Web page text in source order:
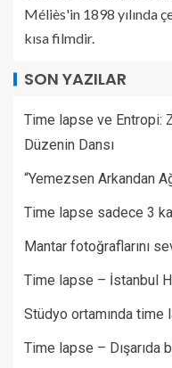
Méliès'in 1898 yılında
kısa filmdir.
SON YAZILAR
Time lapse ve Entropi:
Düzenin Dansı
“Yemezsen Arkandan
Time lapse sadece 3
Mantar fotoğraflarını
Time lapse – İstanbul
Stüdyo ortamında time
Time lapse – Dışarıda